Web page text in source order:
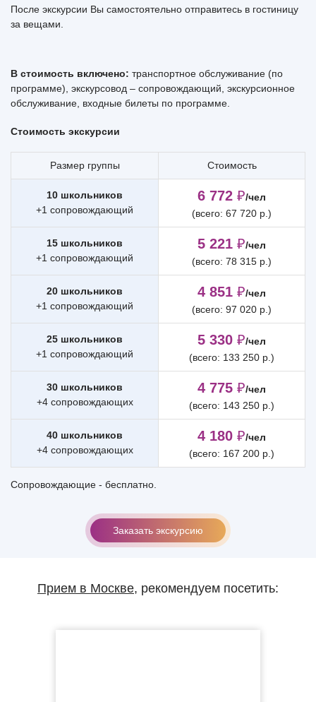
После экскурсии Вы самостоятельно отправитесь в гостиницу
за вещами.
В стоимость включено: транспортное обслуживание (по
программе), экскурсовод – сопровождающий, экскурсионное
обслуживание, входные билеты по программе.
Стоимость экскурсии
Размер группы Стоимость
10 школьников
+1 сопровождающий
6 772 ₽/чел
(всего: 67 720 р.)
15 школьников
+1 сопровождающий
5 221 ₽/чел
(всего: 78 315 р.)
20 школьников
+1 сопровождающий
4 851 ₽/чел
(всего: 97 020 р.)
25 школьников
+1 сопровождающий
5 330 ₽/чел
(всего: 133 250 р.)
30 школьников
+4 сопровождающих
4 775 ₽/чел
(всего: 143 250 р.)
40 школьников
+4 сопровождающих
4 180 ₽/чел
(всего: 167 200 р.)
Сопровождающие - бесплатно.
Заказать экскурсию
Прием в Москве, рекомендуем посетить: